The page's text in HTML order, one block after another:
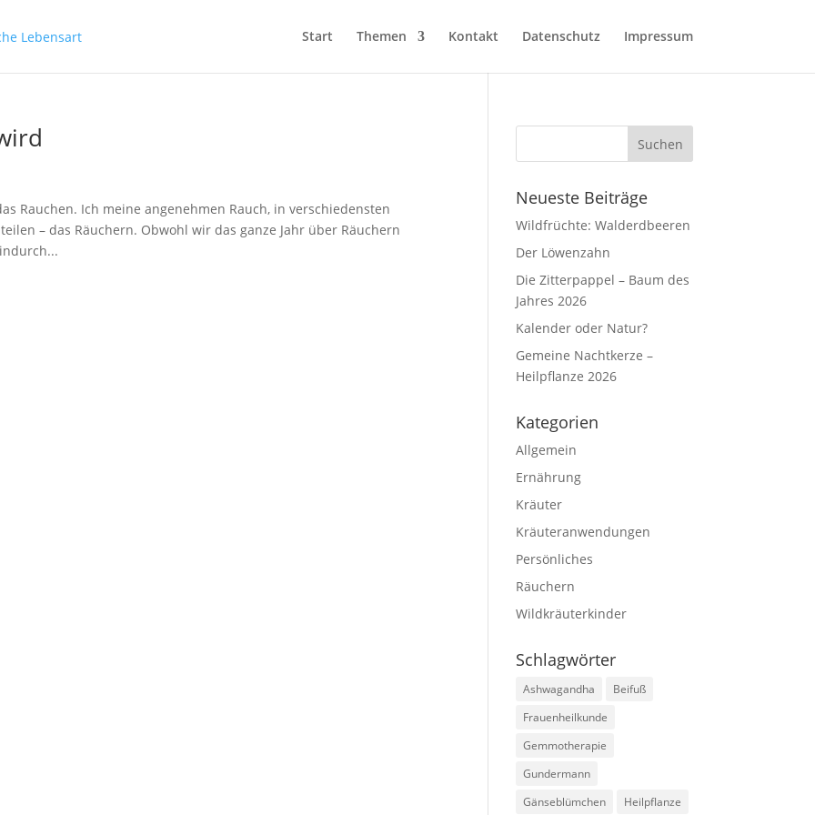
Start Themen Kontakt Datenschutz Impressum
Rauchen. Ich meine angenehmen Rauch, in verschiedensten
– das Räuchern. Obwohl wir das ganze Jahr über Räuchern
Neueste Beiträge
Wildfrüchte: Walderdbeeren
Der Löwenzahn
Die Zitterpappel – Baum des
Jahres 2026
Kalender oder Natur?
Gemeine Nachtkerze –
Heilpflanze 2026
Kategorien
Allgemein
Ernährung
Kräuter
Kräuteranwendungen
Persönliches
Räuchern
Wildkräuterkinder
Schlagwörter
Ashwagandha
Beifuß
Frauenheilkunde
Gemmotherapie
Gundermann
Gänseblümchen
Heilpflanze